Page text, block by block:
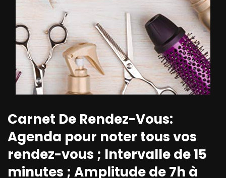
Carnet De Rendez-Vous:
Agenda pour noter tous vos
rendez-vous ; Intervalle de 15
minutes ; Amplitude de 7h à